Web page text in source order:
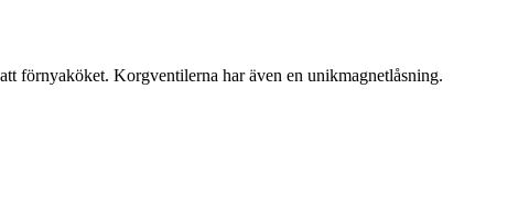
förnyaköket. Korgventilerna har även en unikmagnetlåsning.